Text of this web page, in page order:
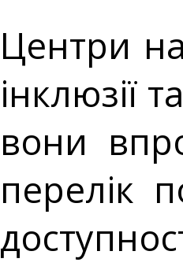
Центри
інклюзії
вони
перелік